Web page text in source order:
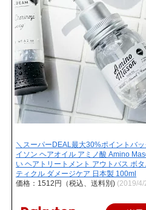
＼スーパーDEAL最大30%ポイントバッ
イソン ヘアオイル アミノ酸 Amino
い ヘアトリートメント アウトバス ボ
ティクル ダメージケア 日本製 100ml
価格：1512円（税込、送料別) (2019/4/